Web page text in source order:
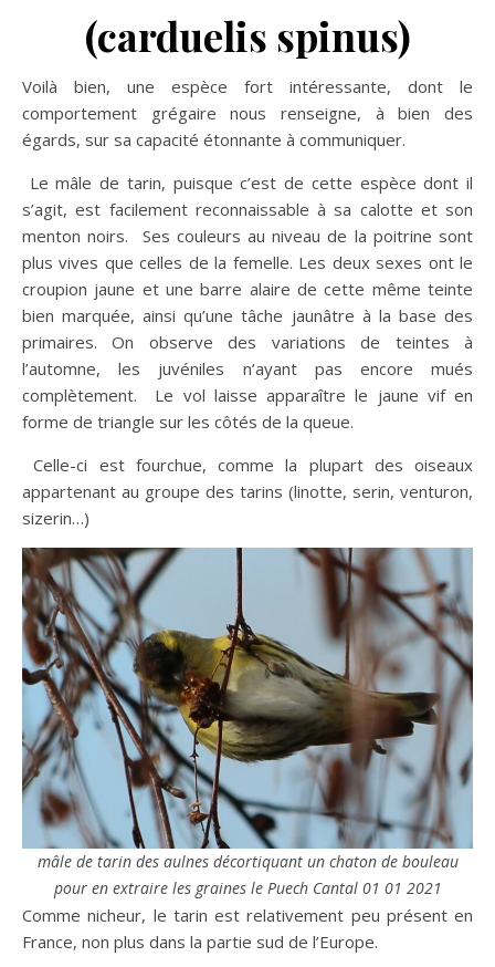
(carduelis spinus)
Voilà bien, une espèce fort intéressante, dont le
comportement grégaire nous renseigne, à bien des
égards, sur sa capacité étonnante à communiquer.
​ Le mâle de tarin, puisque c’est de cette espèce dont il
s’agit, est facilement reconnaissable à sa calotte et son
menton noirs. Ses couleurs au niveau de la poitrine sont
plus vives que celles de la femelle. Les deux sexes ont le
croupion jaune et une barre alaire de cette même teinte
bien marquée, ainsi qu’une tâche jaunâtre à la base des
primaires. On observe des variations de teintes à
l’automne, les juvéniles n’ayant pas encore mués
complètement. Le vol laisse apparaître le jaune vif en
forme de triangle sur les côtés de la queue.
​ Celle-ci est fourchue, comme la plupart des oiseaux
appartenant au groupe des tarins (linotte, serin, venturon,
sizerin…)
mâle de tarin des aulnes décortiquant un chaton de bouleau
pour en extraire les graines le Puech Cantal 01 01 2021
Comme nicheur, le tarin est relativement peu présent en
France, non plus dans la partie sud de l’Europe.